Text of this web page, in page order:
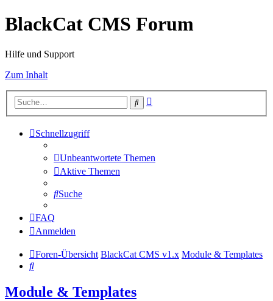
BlackCat CMS Forum
Hilfe und Support
Zum Inhalt
Suche
Schnellzugriff
Unbeantwortete Themen
Aktive Themen
Suche
FAQ
Anmelden
Foren-Übersicht BlackCat CMS v1.x Module & Templates
Suche
Module & Templates